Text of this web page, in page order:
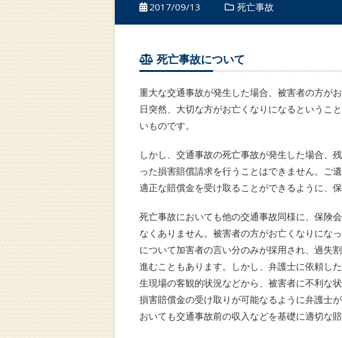
2017/09/13 死亡事故
死亡事故について
重大な交通事故が発生した場合、被害者の方が
日突然、大切な方がお亡くなりになるというこ
いものです。
しかし、交通事故の死亡事故が発生した場合、
った損害賠償請求を行うことはできません。ご
適正な賠償金を受け取ることができるように、
死亡事故においても他の交通事故同様に、保険
なくありません。被害者の方がお亡くなりにな
について加害者の言い分のみが採用され、過失
進むこともあります。しかし、弁護士に依頼し
生現場の客観的状況などから、被害者に不利な
損害賠償金の受け取りが可能なるように弁護士
おいても交通事故前の収入などを基礎に適切な